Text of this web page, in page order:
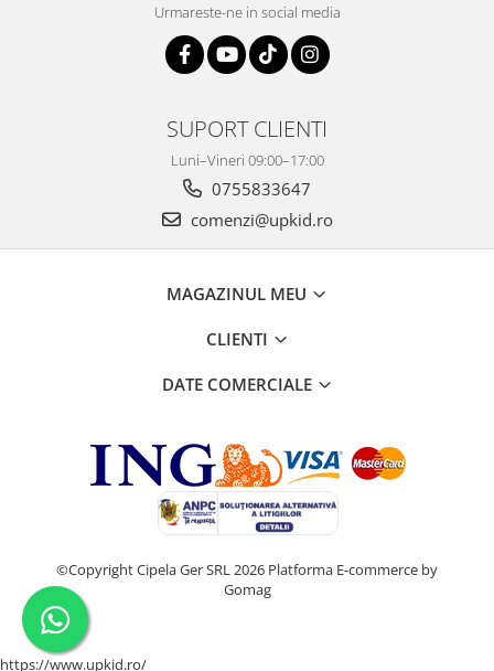
Urmareste-ne in social media
SUPORT CLIENTI
Luni–Vineri 09:00–17:00
0755833647
comenzi@upkid.ro
MAGAZINUL MEU
CLIENTI
DATE COMERCIALE
©Copyright Cipela Ger SRL 2026 Platforma E-commerce by
Gomag
https://www.upkid.ro/